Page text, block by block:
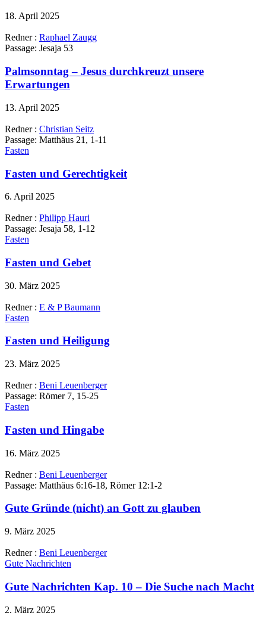
18. April 2025
Redner : Raphael Zaugg
Passage: Jesaja 53
Palmsonntag – Jesus durchkreuzt unsere
Erwartungen
13. April 2025
Redner : Christian Seitz
Passage: Matthäus 21, 1-11
Fasten
Fasten und Gerechtigkeit
6. April 2025
Redner : Philipp Hauri
Passage: Jesaja 58, 1-12
Fasten
Fasten und Gebet
30. März 2025
Redner : E & P Baumann
Fasten
Fasten und Heiligung
23. März 2025
Redner : Beni Leuenberger
Passage: Römer 7, 15-25
Fasten
Fasten und Hingabe
16. März 2025
Redner : Beni Leuenberger
Passage: Matthäus 6:16-18, Römer 12:1-2
Gute Gründe (nicht) an Gott zu glauben
9. März 2025
Redner : Beni Leuenberger
Gute Nachrichten
Gute Nachrichten Kap. 10 – Die Suche nach Macht
2. März 2025